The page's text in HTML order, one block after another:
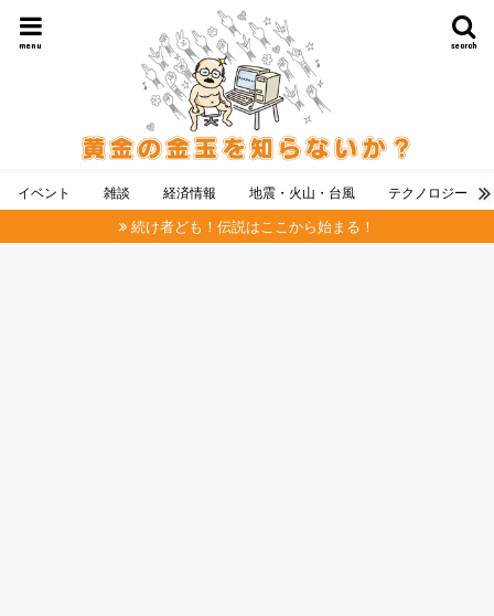
search
menu
イベント 雑談 経済情報 地震・火山・台風 テクノロジー
続け者ども！伝説はここから始まる！